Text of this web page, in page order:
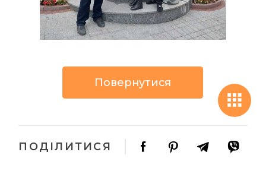
Повернутися
ПОДІЛИТИСЯ